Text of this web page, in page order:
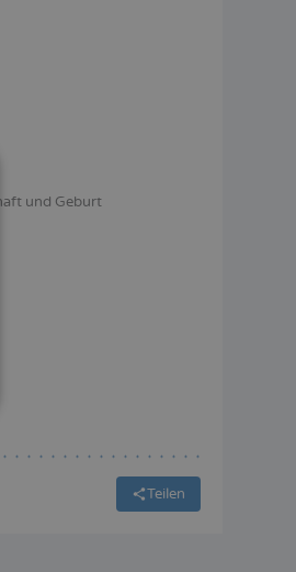
und Geburt
Teilen